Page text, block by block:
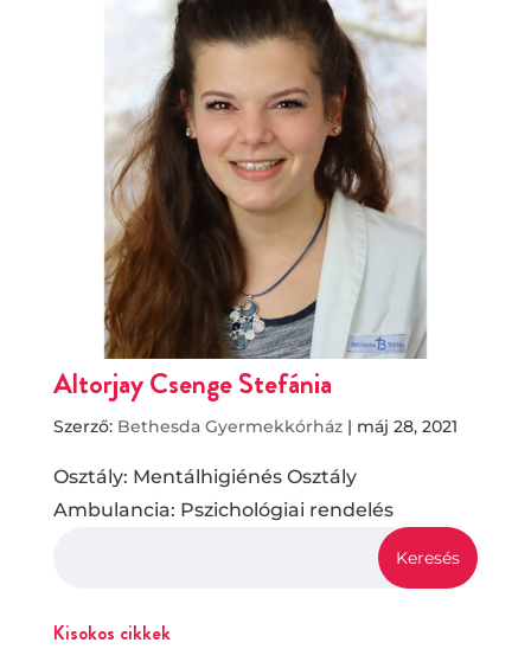
Altorjay Csenge Stefánia
Szerző: Bethesda Gyermekkórház| máj 28, 2021
Osztály: Mentálhigiénés Osztály
Ambulancia: Pszichológiai rendelés
Kisokos cikkek